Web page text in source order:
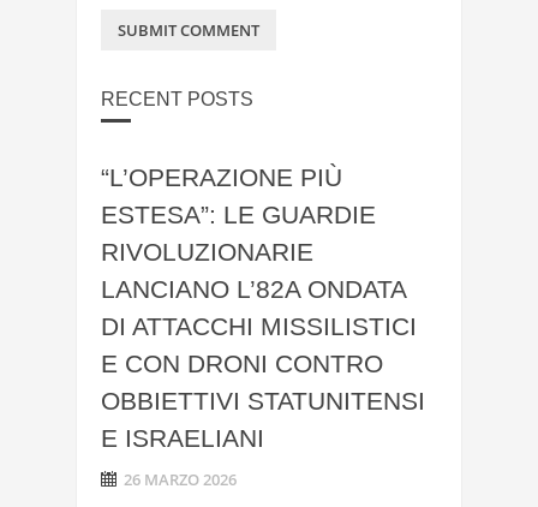
RECENT POSTS
“L’OPERAZIONE PIÙ
ESTESA”: LE GUARDIE
RIVOLUZIONARIE
LANCIANO L’82A ONDATA
DI ATTACCHI MISSILISTICI
E CON DRONI CONTRO
OBBIETTIVI STATUNITENSI
E ISRAELIANI
26 MARZO 2026